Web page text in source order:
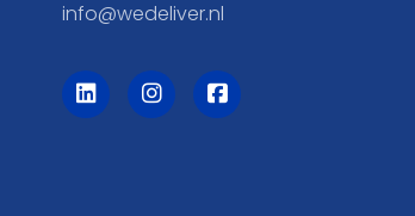
info@wedeliver.nl